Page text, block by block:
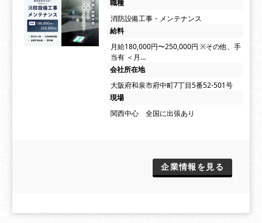
職種
消防設備工事・メンテナンス
給料
月給180,000円〜250,000円 ※その他、手
当有 ＜月…
会社所在地
大阪府和泉市府中町7丁目5番52-501号
現場
関西中心 全国に出張あり
企業情報を見る